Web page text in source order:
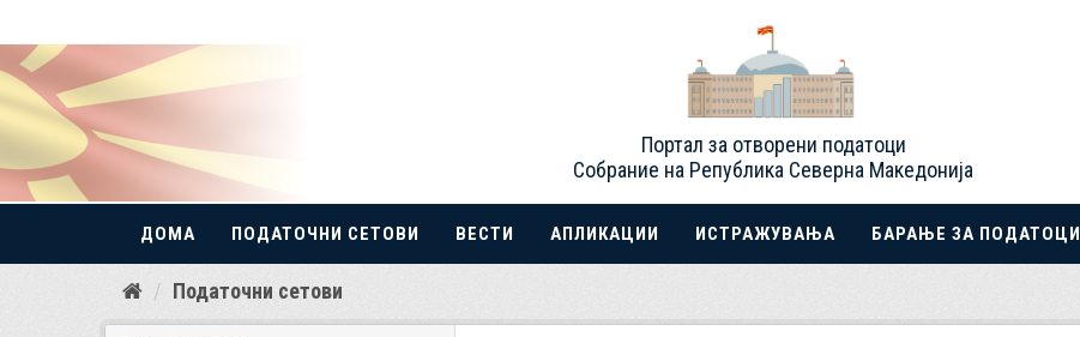
Прескокнете
Портал за отворени податоци
Собрание на Република Северна Македонија
ДОМА ПОДАТОЧНИ СЕТОВИ ВЕСТИ АПЛИКАЦИИ ИСТРАЖУВАЊА БАРАЊЕ ЗА ПОДАТОЦИ
Податочни сетови